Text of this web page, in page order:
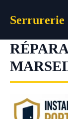
Serrurerie